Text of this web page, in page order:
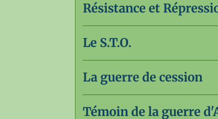
Résistance et
Le S.T.O.
La guerre de cession
Témoin de la guerre